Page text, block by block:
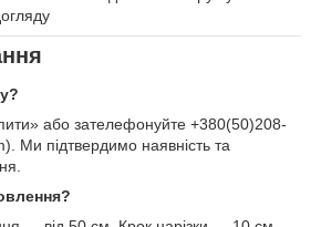
або зателефонуйте +380(50)208-
Ми підтвердимо наявність та